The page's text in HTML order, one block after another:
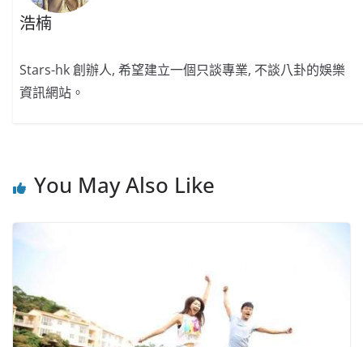
浩楠
Stars-hk 創辦人, 希望建立一個只談專業, 不談八卦的娛樂
資訊網站。
You May Also Like